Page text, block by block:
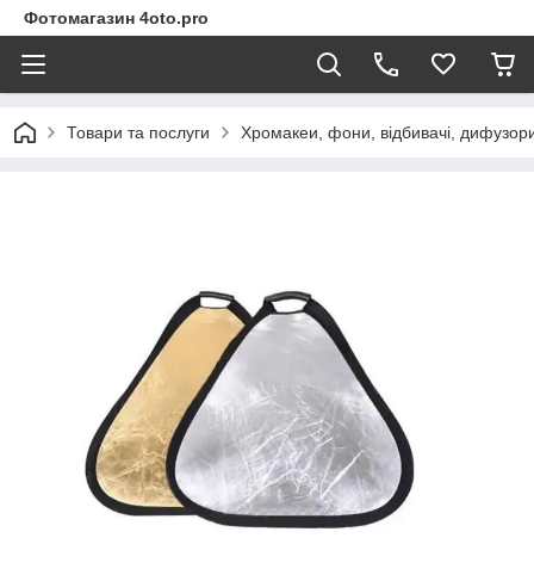
Фотомагазин 4oto.pro
Товари та послуги Хромакеи, фони, відбивачі,